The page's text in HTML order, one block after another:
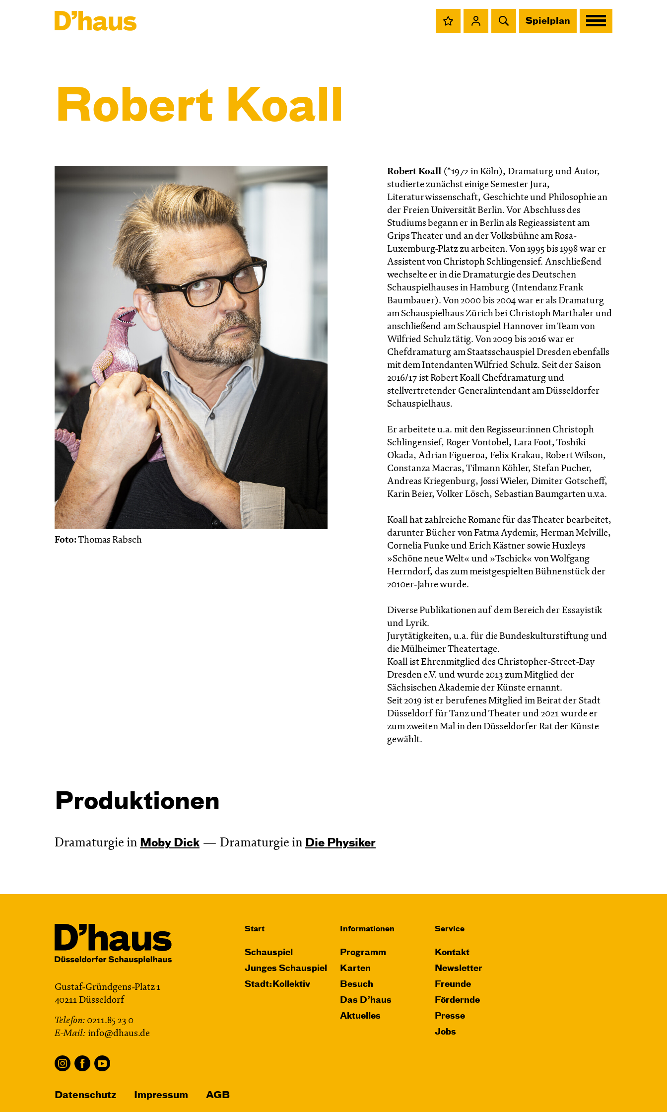
Spielplan
Robert Koall
Foto:Thomas Rabsch
Robert Koall (*1972 in Köln), Dramaturg und Autor,
studierte zunächst einige Semester Jura,
Literaturwissenschaft, Geschichte und Philosophie an
der Freien Universität Berlin. Vor Abschluss des
Studiums begann er in Berlin als Regieassistent am
Grips Theater und an der Volksbühne am Rosa-
Luxemburg-Platz zu arbeiten. Von 1995 bis 1998 war er
Assistent von Christoph Schlingensief. Anschließend
wechselte er in die Dramaturgie des Deutschen
Schauspielhauses in Hamburg (Intendanz Frank
Baumbauer). Von 2000 bis 2004 war er als Dramaturg
am Schauspielhaus Zürich bei Christoph Marthaler und
anschließend am Schauspiel Hannover im Team von
Wilfried Schulz tätig. Von 2009 bis 2016 war er
Chefdramaturg am Staatsschauspiel Dresden ebenfalls
mit dem Intendanten Wilfried Schulz. Seit der Saison
2016/17 ist Robert Koall Chefdramaturg und
stellvertretender Generalintendant am Düsseldorfer
Schauspielhaus.
Er arbeitete u.a. mit den Regisseur:innen Christoph
Schlingensief, Roger Vontobel, Lara Foot, Toshiki
Okada, Adrian Figueroa, Felix Krakau, Robert Wilson,
Constanza Macras, Tilmann Köhler, Stefan Pucher,
Andreas Kriegenburg, Jossi Wieler, Dimiter Gotscheff,
Karin Beier, Volker Lösch, Sebastian Baumgarten u.v.a.
Koall hat zahlreiche Romane für das Theater bearbeitet,
darunter Bücher von Fatma Aydemir, Herman Melville,
Cornelia Funke und Erich Kästner sowie Huxleys
»Schöne neue Welt« und »Tschick« von Wolfgang
Herrndorf, das zum meistgespielten Bühnenstück der
2010er-Jahre wurde.
Diverse Publikationen auf dem Bereich der Essayistik
und Lyrik.
Jurytätigkeiten, u.a. für die Bundeskulturstiftung und
die Mülheimer Theatertage.
Koall ist Ehrenmitglied des Christopher-Street-Day
Dresden e.V. und wurde 2013 zum Mitglied der
Sächsischen Akademie der Künste ernannt.
Seit 2019 ist er berufenes Mitglied im Beirat der Stadt
Düsseldorf für Tanz und Theater und 2021 wurde er
zum zweiten Mal in den Düsseldorfer Rat der Künste
gewählt.
Produktionen
Dramaturgie in Moby Dick Dramaturgie in Die Physiker
Gustaf-Gründgens-Platz 1
40211 Düsseldorf
Telefon: 0211.85 23 0
E-Mail: info@dhaus.de
Start
Schauspiel
Junges Schauspiel
Stadt:Kollektiv
Informationen
Programm
Karten
Besuch
Das D’haus
Aktuelles
Service
Kontakt
Newsletter
Freunde
Fördernde
Presse
Jobs
Datenschutz Impressum AGB